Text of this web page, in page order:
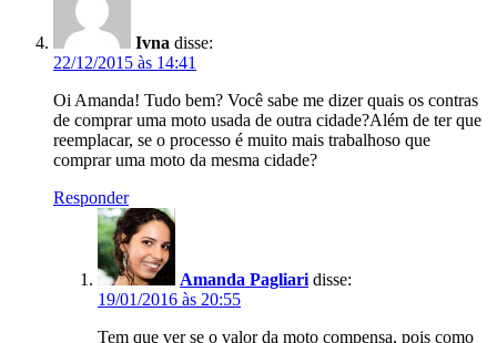
Ivna disse:
22/12/2015 às 14:41
Oi Amanda! Tudo bem? Você sabe me dizer quais os contras
de comprar uma moto usada de outra cidade?Além de ter que
reemplacar, se o processo é muito mais trabalhoso que
comprar uma moto da mesma cidade?
Responder
Amanda Pagliari disse:
19/01/2016 às 20:55
Tem que ver se o valor da moto compensa, pois como